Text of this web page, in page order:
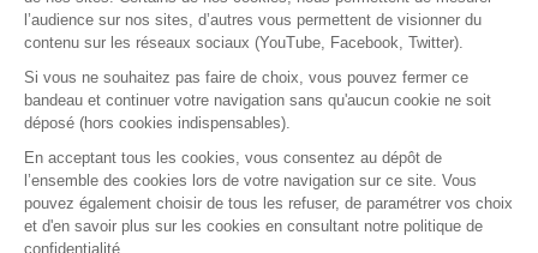
l’audience sur nos sites, d’autres vous permettent de visionner du
contenu sur les réseaux sociaux (YouTube, Facebook, Twitter).
Si vous ne souhaitez pas faire de choix, vous pouvez fermer ce
bandeau et continuer votre navigation sans qu'aucun cookie ne soit
déposé (hors cookies indispensables).
En acceptant tous les cookies, vous consentez au dépôt de
l’ensemble des cookies lors de votre navigation sur ce site. Vous
pouvez également choisir de tous les refuser, de paramétrer vos choix
et d'en savoir plus sur les cookies en consultant notre politique de
confidentialité.
Contact Presse Assistance
Mentions légales
Gestion des cookies
Politique de confidentialité
Conditions générales d'utilisation